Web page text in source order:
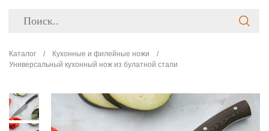
Каталог / Кухонные и филейные ножи
/
Универсальный кухонный нож из булатной стали